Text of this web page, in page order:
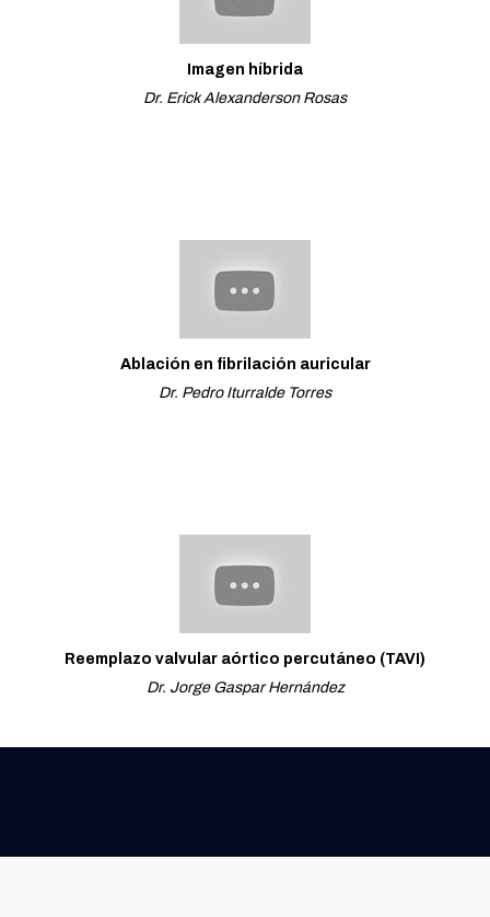
Imagen híbrida
Dr. Erick Alexanderson Rosas
Ablación en fibrilación auricular
Dr. Pedro Iturralde Torres
Reemplazo valvular aórtico percutáneo (TAVI)
Dr. Jorge Gaspar Hernández